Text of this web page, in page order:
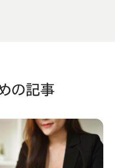
の記事